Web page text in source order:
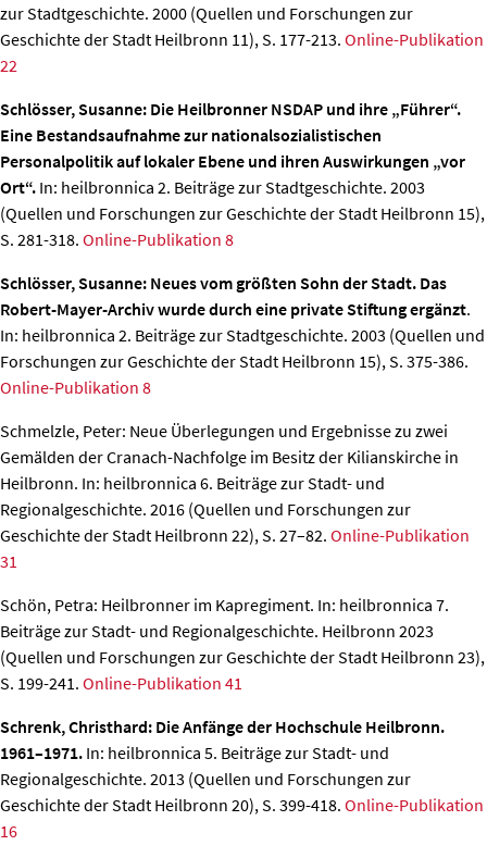
zur Stadtgeschichte. 2000 (Quellen und Forschungen zur
Geschichte der Stadt Heilbronn 11), S. 177-213. Online-Publikation
22
Schlösser, Susanne: Die Heilbronner NSDAP und ihre „Führer“.
Eine Bestandsaufnahme zur nationalsozialistischen
Personalpolitik auf lokaler Ebene und ihren Auswirkungen „vor
Ort“. In: heilbronnica 2. Beiträge zur Stadtgeschichte. 2003
(Quellen und Forschungen zur Geschichte der Stadt Heilbronn 15),
S. 281-318. Online-Publikation 8
Schlösser, Susanne: Neues vom größten Sohn der Stadt. Das
Robert-Mayer-Archiv wurde durch eine private Stiftung ergänzt.
In: heilbronnica 2. Beiträge zur Stadtgeschichte. 2003 (Quellen und
Forschungen zur Geschichte der Stadt Heilbronn 15), S. 375-386.
Online-Publikation 8
Schmelzle, Peter: Neue Überlegungen und Ergebnisse zu zwei
Gemälden der Cranach-Nachfolge im Besitz der Kilianskirche in
Heilbronn. In: heilbronnica 6. Beiträge zur Stadt- und
Regionalgeschichte. 2016 (Quellen und Forschungen zur
Geschichte der Stadt Heilbronn 22), S. 27–82. Online-Publikation
31
Schön, Petra: Heilbronner im Kapregiment. In: heilbronnica 7.
Beiträge zur Stadt- und Regionalgeschichte. Heilbronn 2023
(Quellen und Forschungen zur Geschichte der Stadt Heilbronn 23),
S. 199-241. Online-Publikation 41
Schrenk, Christhard: Die Anfänge der Hochschule Heilbronn.
1961–1971. In: heilbronnica 5. Beiträge zur Stadt- und
Regionalgeschichte. 2013 (Quellen und Forschungen zur
Geschichte der Stadt Heilbronn 20), S. 399-418. Online-Publikation
16